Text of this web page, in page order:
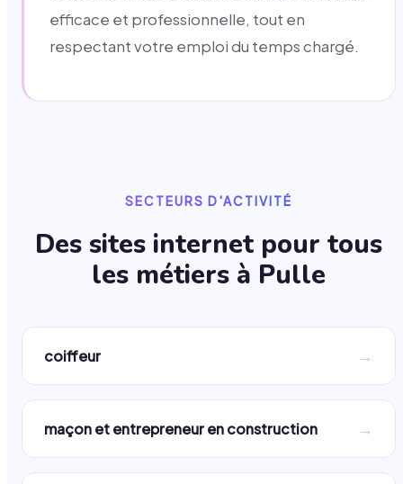
efficace et professionnelle, tout en
respectant votre emploi du temps chargé.
SECTEURS D'ACTIVITÉ
Des sites internet pour tous
les métiers à Pulle
coiffeur →
maçon et entrepreneur en construction →